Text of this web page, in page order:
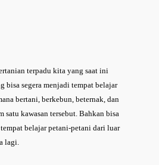
terpadu kita yang saat ini
bisa segera menjadi tempat belajar
bertani, berkebun, beternak, dan
satu kawasan tersebut. Bahkan bisa
belajar petani-petani dari luar
lagi.